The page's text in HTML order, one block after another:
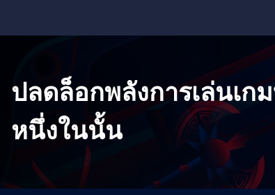
ปลดล็อกพลังการเล่นเ
หนึ่งในนั้น